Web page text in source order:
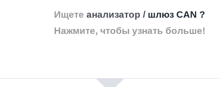
Ищете анализатор / шлюз CAN ?
Нажмите, чтобы узнать больше!